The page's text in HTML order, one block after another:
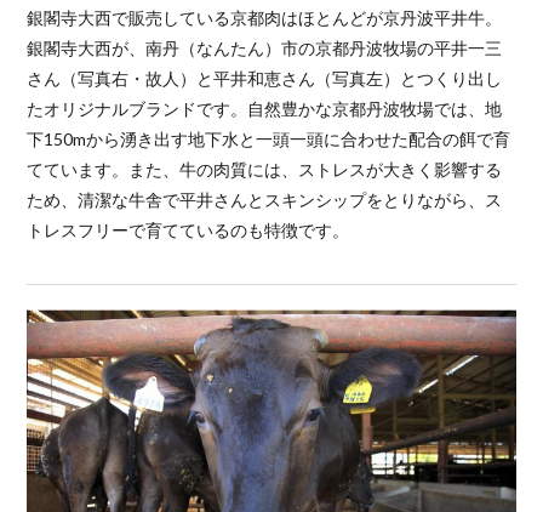
銀閣寺大西で販売している京都肉はほとんどが京丹波平井牛。
銀閣寺大西が、南丹（なんたん）市の京都丹波牧場の平井一三
さん（写真右・故人）と平井和恵さん（写真左）とつくり出し
たオリジナルブランドです。自然豊かな京都丹波牧場では、地
下150mから湧き出す地下水と一頭一頭に合わせた配合の餌で育
てています。また、牛の肉質には、ストレスが大きく影響する
ため、清潔な牛舎で平井さんとスキンシップをとりながら、ス
トレスフリーで育てているのも特徴です。